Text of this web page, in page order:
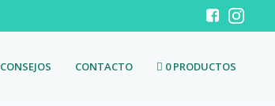
CONSEJOS CONTACTO 0 PRODUCTOS